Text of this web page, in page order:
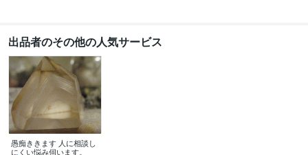
出品者のその他の人気サービス
愚痴ききます 人に相談し
にくい悩み伺います。